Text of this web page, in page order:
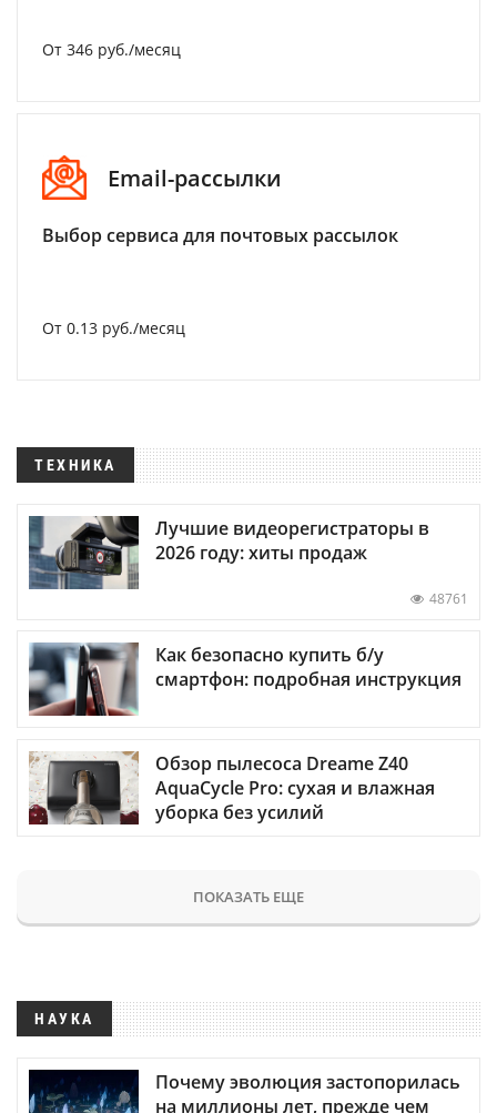
От 346 руб./месяц
Email-рассылки
Выбор сервиса для почтовых рассылок
От 0.13 руб./месяц
ТЕХНИКА
Лучшие видеорегистраторы в
2026 году: хиты продаж
48761
Как безопасно купить б/у
смартфон: подробная инструкция
Обзор пылесоса Dreame Z40
AquaCycle Pro: сухая и влажная
уборка без усилий
ПОКАЗАТЬ ЕЩЕ
НАУКА
Почему эволюция застопорилась
на миллионы лет, прежде чем